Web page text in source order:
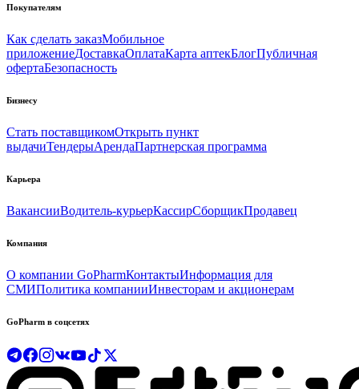
Покупателям
Как сделать заказМобильное
приложениеДоставкаОплатаКарта аптекБлогПубличная
офертаБезопасность
Бизнесу
Стать поставщикомОткрыть пункт
выдачиТендерыАрендаПартнерская программа
Карьера
ВакансииВодитель-курьерКассирСборщикПродавец
Компания
О компании GoPharmКонтактыИнформация для
СМИПолитика компанииИнвесторам и акционерам
GoPharm в соцсетях